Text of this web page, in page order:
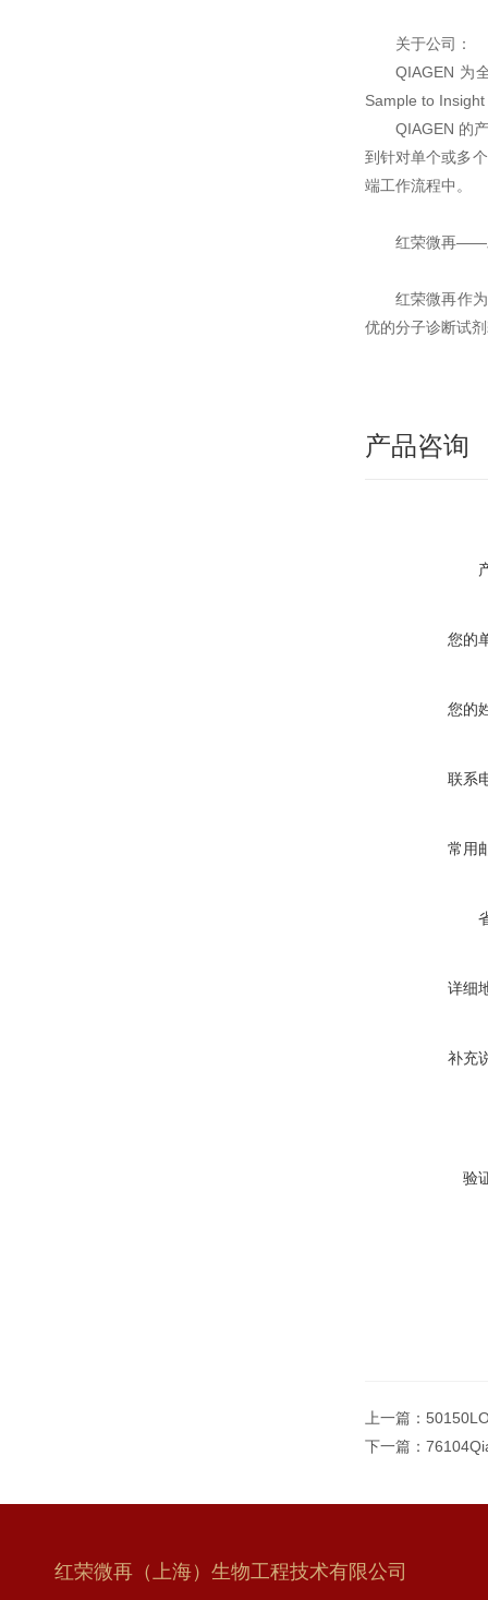
关于公司：
QIAGEN 为
Sample to
QIAGEN 的
到针对单个或多
端工作流程中。
红荣微再——
红荣微再作
优的分子诊断试
产品咨询
您的
您的
联系
常用
详细
补充
验
上一篇：
下一篇：
红荣微再（上海）生物工程技术有限公司